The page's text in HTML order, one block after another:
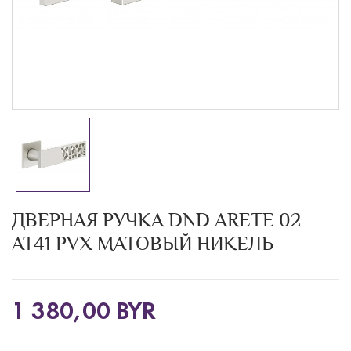
ДВЕРНАЯ РУЧКА DND ARETE 02
AT41 PVX МАТОВЫЙ НИКЕЛЬ
1 380,00 BYR